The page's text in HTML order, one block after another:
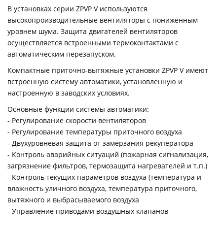
В установках серии ZPVP V используются
высокопроизводительные вентиляторы с пониженным
уровнем шума. Защита двигателей вентиляторов
осуществляется встроенными термоконтактами с
автоматическим перезапуском.
Компактные приточно-вытяжные установки ZPVP V имеют
встроенную систему автоматики, установленную и
настроенную в заводских условиях.
Основные функции системы автоматики:
- Регулирование скорости вентиляторов
- Регулирование температуры приточного воздуха
- Двухуровневая защита от замерзания рекуператора
- Контроль аварийных ситуаций (пожарная сигнализация,
загрязнение фильтров, термозащита нагревателей и т.п.)
- Контроль текущих параметров воздуха (температура и
влажность уличного воздуха, температура приточного,
вытяжного и выбрасываемого воздуха
- Управление приводами воздушных клапанов